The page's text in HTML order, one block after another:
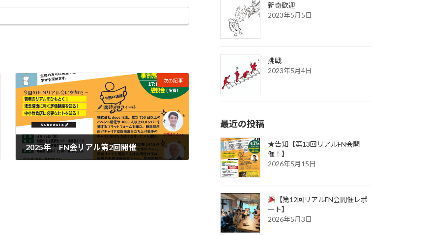
次の記事
2025年 FN会リアル第2回開催
新奇歓迎
2023年5月5日
挑戦
2023年5月4日
最近の投稿
★告知【第13回リアルFN会開
催！】
2026年5月15日
【第12回リアルFN会開催レポ
ート】
2026年5月3日